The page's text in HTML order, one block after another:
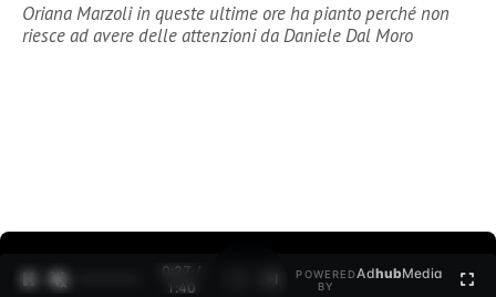
Oriana Marzoli in queste ultime ore ha pianto perché non
riesce ad avere delle attenzioni da Daniele Dal Moro
0:28 /
1:40
POWERED
BY
AdhubMedia